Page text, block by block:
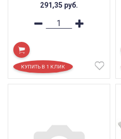
291,35 руб.